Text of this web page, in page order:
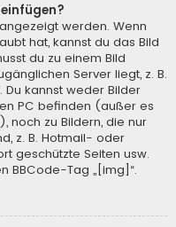
werden. Wenn
hat, kannst du das Bild
du zu einem Bild
Server liegt, z. B.
kannst weder Bilder
PC befinden (außer es
noch zu Bildern, die nur
z. B. Hotmail- oder
geschützte Seiten usw.
BBCode-Tag „[img]“.